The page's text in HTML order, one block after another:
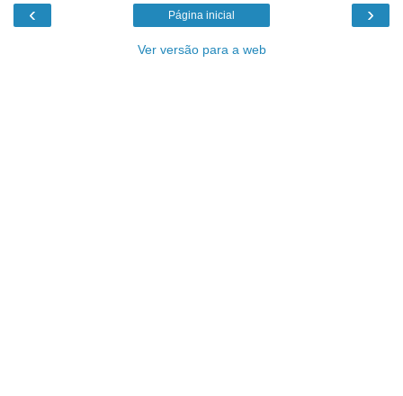
‹ ›
Página inicial
Ver versão para a web